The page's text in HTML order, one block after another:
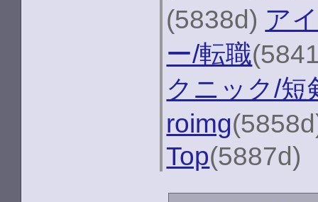
(5838d) ア
ー/転職
クニック/短
roimg
Top(5887d)